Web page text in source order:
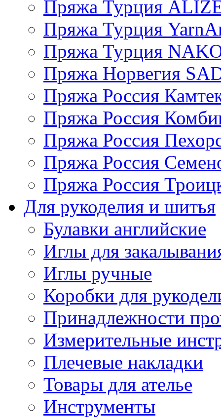
Пряжа Турция
Пряжа Турция
Пряжа Турция
Пряжа Норвегия
Пряжа Россия
Пряжа Россия
Пряжа Россия
Пряжа Россия
Пряжа Россия
Для рукоделия и шитья
Булавки английские
Иглы для
Иглы ручные
Коробки для
Принадлежности
Измерительные
Плечевые накладки
Товары для ателье
Инструменты